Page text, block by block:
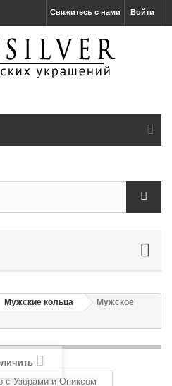
Войти
Свяжитесь с нами
Мужские кольца
Мужское